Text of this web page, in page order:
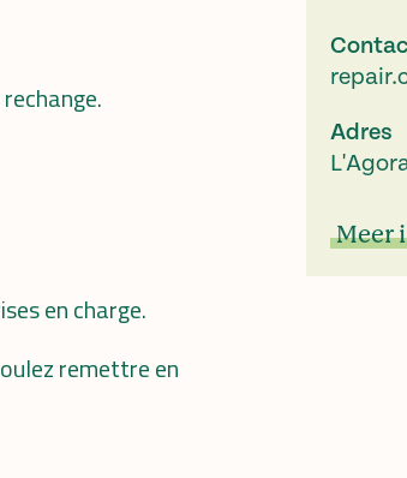
en charge.
remettre en
Adres
Meer